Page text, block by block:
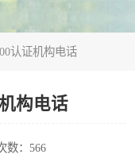
认证机构电话
构电话
数：566